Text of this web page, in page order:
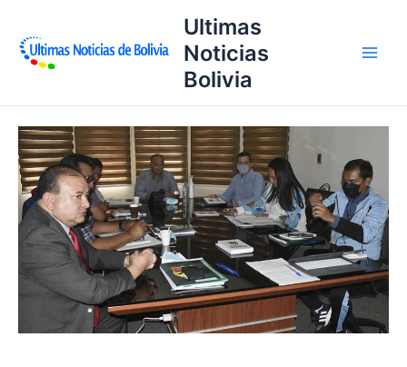
contenido
Ultimas
Noticias
Bolivia
Comité
Ejecutivo
de
la
FBF
determina
reanudar
campeonatos
anulados